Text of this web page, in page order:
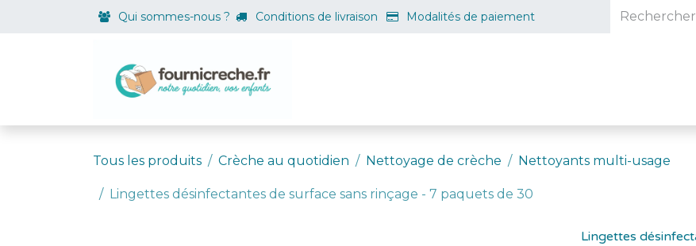
Se rendre au contenuQui sommes-nous ? Conditions de livraison Modalités de paiement
Tous les produits Crèche au quotidien Nettoyage de crèche Nettoyants multi-usage
Lingettes désinfectantes de surface sans rinçage - 7 paquets de 30
Lingettes